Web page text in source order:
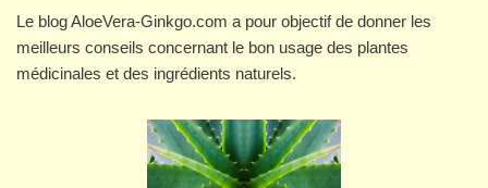
Le blog AloeVera-Ginkgo.com a pour objectif de donner les
meilleurs conseils concernant le bon usage des plantes
médicinales et des ingrédients naturels.